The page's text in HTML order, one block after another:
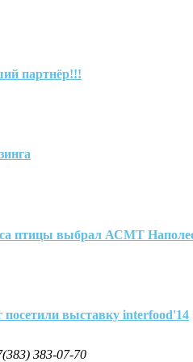
партнёр!!!
птицы выбрал АСМТ
выставку interfood'14
383-07-70